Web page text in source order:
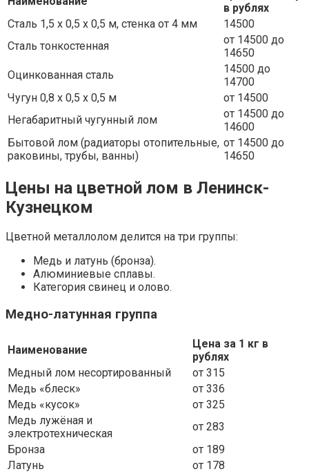
в рублях
Сталь 1,5 х 0,5 х 0,5 м, стенка от 4 мм
14500
Сталь тонкостенная
от 14500 до
14650
Оцинкованная сталь
14500 до
14700
Чугун 0,8 х 0,5 х 0,5 м
от 14500
Негабаритный чугунный лом
от 14500 до
14600
Бытовой лом (радиаторы отопительные,
раковины, трубы, ванны)
от 14500 до
14650
Цены на цветной лом в Ленинск-
Кузнецком
Цветной металлолом делится на три группы:
Медь и латунь (бронза).
Алюминиевые сплавы.
Категория свинец и олово.
Медно-латунная группа
Наименование
Цена за 1 кг в
рублях
Медный лом несортированный
от 315
Медь «блеск»
от 336
Медь «кусок»
от 325
Медь лужёная и
электротехническая
от 283
Бронза
от 189
Латунь
от 178